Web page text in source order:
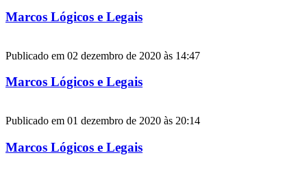
Marcos Lógicos e Legais
Publicado em 02 dezembro de 2020 às 14:47
Marcos Lógicos e Legais
Publicado em 01 dezembro de 2020 às 20:14
Marcos Lógicos e Legais